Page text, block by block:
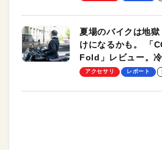
夏場のバイクは地
けになるかも。 「
Fold」レビュー。
却プレート、シンプ
アクセサリ レポート